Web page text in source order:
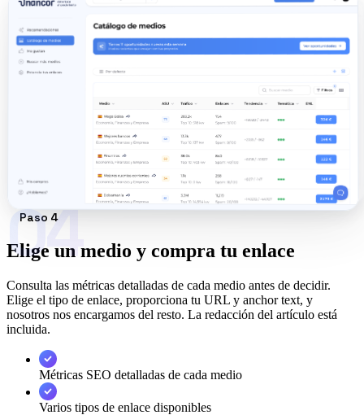
04
Paso 4
Elige un medio y compra tu enlace
Consulta las métricas detalladas de cada medio antes de decidir.
Elige el tipo de enlace, proporciona tu URL y anchor text, y
nosotros nos encargamos del resto. La redacción del artículo está
incluida.
Métricas SEO detalladas de cada medio
Varios tipos de enlace disponibles